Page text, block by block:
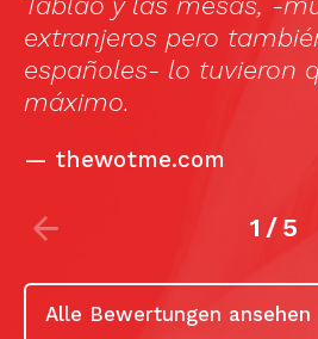
—Arlington, TripAdvisor
2 /5
Alle Bewertungen ansehen